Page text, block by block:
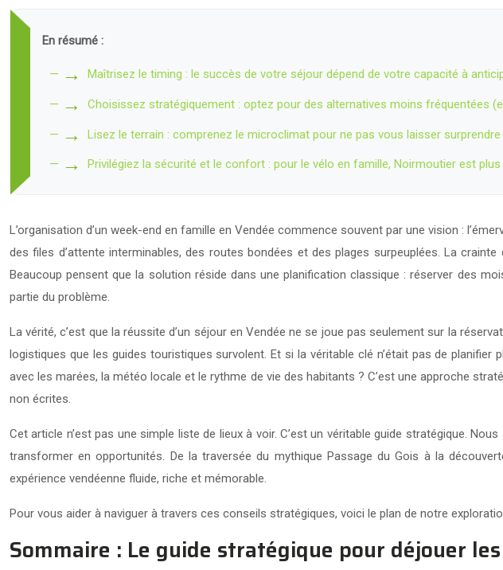
En résumé :
Maîtrisez le timing : le succès de votre séjour dépend de votre capacité à
Choisissez stratégiquement : optez pour des alternatives moins fréquentées
Lisez le terrain : comprenez le microclimat pour ne pas vous laisser
Privilégiez la sécurité et le confort : pour le vélo en famille, Noirmoutier est plus
L’organisation d’un week-end en famille en Vendée commence souvent par une vision :
des files d’attente interminables, des routes bondées et des plages surpeuplées. La
Beaucoup pensent que la solution réside dans une planification classique : réserver des
partie du problème.
La vérité, c’est que la réussite d’un séjour en Vendée ne se joue pas seulement sur la
logistiques que les guides touristiques survolent. Et si la véritable clé n’était pas de
avec les marées, la météo locale et le rythme de vie des habitants ? C’est une approche
non écrites.
Cet article n’est pas une simple liste de lieux à voir. C’est un véritable guide stratégique.
transformer en opportunités. De la traversée du mythique Passage du Gois à la
expérience vendéenne fluide, riche et mémorable.
Pour vous aider à naviguer à travers ces conseils stratégiques, voici le plan de notre
Sommaire : Le guide stratégique pour déjouer